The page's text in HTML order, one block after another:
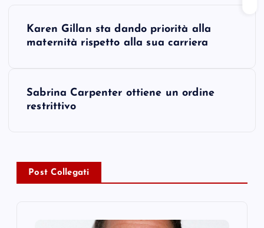
a
v
Karen Gillan sta dando priorità alla
maternità rispetto alla sua carriera
Sabrina Carpenter ottiene un ordine
restrittivo
Post Collegati